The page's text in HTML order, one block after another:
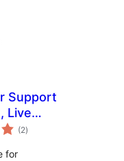
Support
Live
(2totaal
waarderingen
)
for